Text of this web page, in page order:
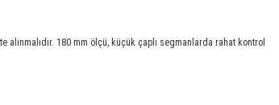
alınmalıdır. 180 mm ölçü, küçük çaplı segmanlarda rahat kontrol